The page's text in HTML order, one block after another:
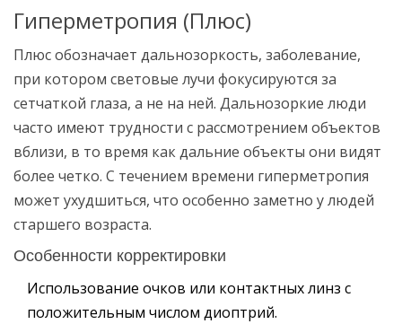
Гиперметропия (Плюс)
Плюс обозначает дальнозоркость, заболевание,
при котором световые лучи фокусируются за
сетчаткой глаза, а не на ней. Дальнозоркие люди
часто имеют трудности с рассмотрением объектов
вблизи, в то время как дальние объекты они видят
более четко. С течением времени гиперметропия
может ухудшиться, что особенно заметно у людей
старшего возраста.
Особенности корректировки
Использование очков или контактных линз с
положительным числом диоптрий.